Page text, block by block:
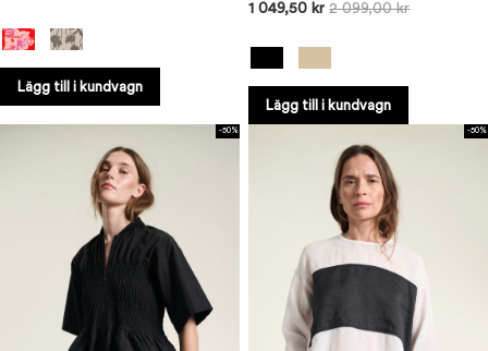
Lägg till i kundvagn
1 049,50 kr 2 099,00 kr
Lägg till i kundvagn
-50% -50%